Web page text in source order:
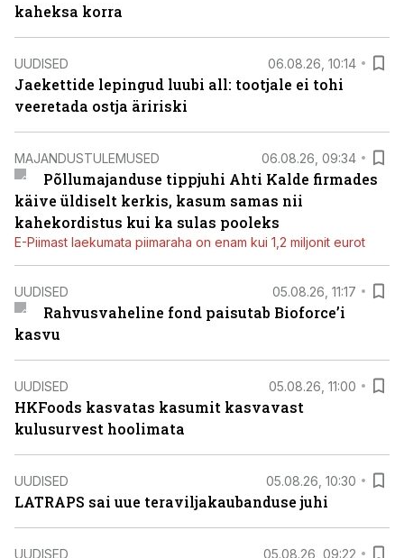
kaheksa korra
UUDISED 06.08.26, 10:14
Jaekettide lepingud luubi all: tootjale ei tohi
veeretada ostja äririski
MAJANDUSTULEMUSED 06.08.26, 09:34
Põllumajanduse tippjuhi Ahti Kalde firmades
käive üldiselt kerkis, kasum samas nii
kahekordistus kui ka sulas pooleks
E-Piimast laekumata piimaraha on enam kui 1,2 miljonit eurot
UUDISED 05.08.26, 11:17
Rahvusvaheline fond paisutab Bioforce’i
kasvu
UUDISED 05.08.26, 11:00
HKFoods kasvatas kasumit kasvavast
kulusurvest hoolimata
UUDISED 05.08.26, 10:30
LATRAPS sai uue teraviljakaubanduse juhi
UUDISED 05.08.26, 09:22